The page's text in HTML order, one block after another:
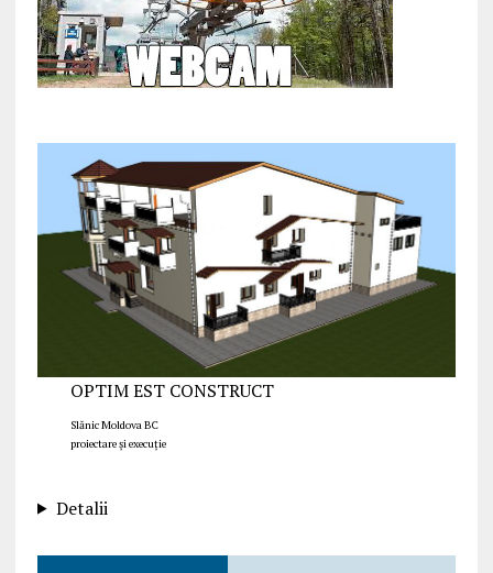
OPTIM EST CONSTRUCT
Slănic Moldova BC
proiectare și execuție
Detalii